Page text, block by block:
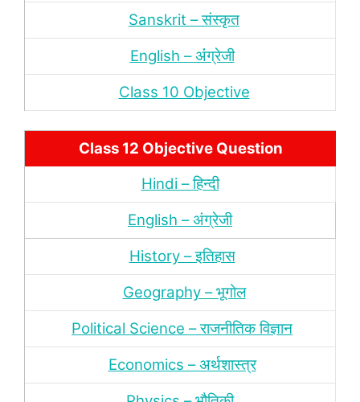
Sanskrit – संस्‍कृत
English – अंंग्रेजी
Class 10 Objective
Class 12 Objective Question
Hindi – हिन्‍दी
English – अंग्रेजी
History – इतिहास
Geography – भूगोल
Political Science – राजनीतिक विज्ञान
Economics – अर्थशास्‍त्र